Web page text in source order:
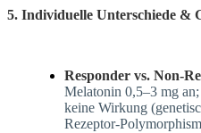
5. Individuelle Unterschiede &
Responder vs. Non-
Melatonin 0,5–3 mg
keine Wirkung
Rezeptor-